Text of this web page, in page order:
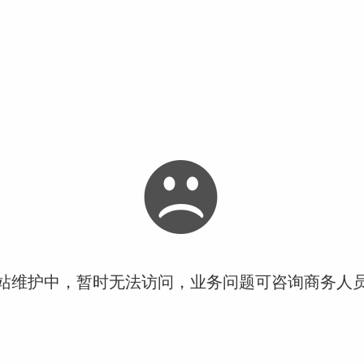
维护中，暂时无法访问，业务问题可咨询商务人